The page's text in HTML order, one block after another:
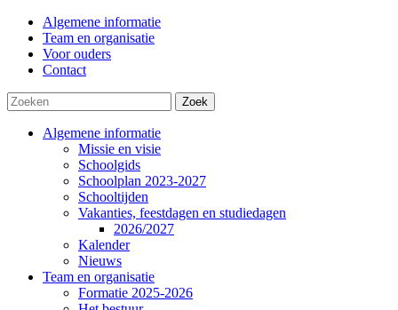
Algemene informatie
Team en organisatie
Voor ouders
Contact
Zoek
Algemene informatie
Missie en visie
Schoolgids
Schoolplan 2023-2027
Schooltijden
Vakanties, feestdagen en studiedagen
2026/2027
Kalender
Nieuws
Team en organisatie
Formatie 2025-2026